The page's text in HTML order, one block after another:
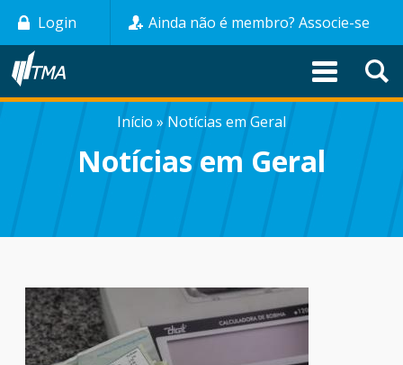
Pular
para
conteúdo
principal
Login Ainda não é membro? Associe-se
Início Notícias em Geral
Notícias em Geral